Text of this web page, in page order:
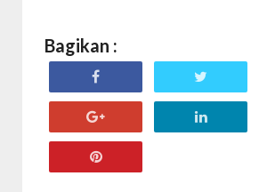
Bagikan :